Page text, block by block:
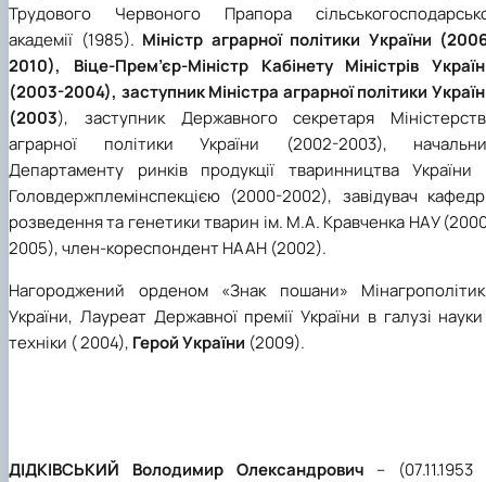
Трудового Червоного Прапора
академії (1985). Міністр аграрної політики України
2010), Віце-Прем’єр-Міністр Кабінету Міністрів
(2003-2004), заступник Міністра аграрної політики
(2003), заступник Державного секретаря
аграрної політики України (2002-2003),
Департаменту ринків продукції тваринництва України
Головдержплемінспекцією (2000-2002), завідувач
розведення та генетики тварин ім. М.А. Кравченка НАУ
2005), член-кореспондент НААН (2002).
Нагороджений орденом «Знак пошани»
України, Лауреат Державної премії України в галузі науки
техніки ( 2004), Герой України (2009).
ДІДКІВСЬКИЙ Володимир Олександрович – (07.11.1953